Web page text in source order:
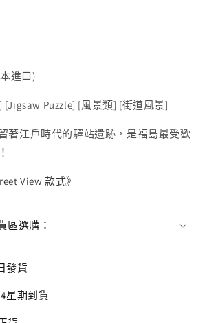
進口)
] [Jigsaw Puzzle] [風景類] [街道風景]
著江戶時代的驛站遺跡，是福島最受歡
View 款式》
區選購：
發貨
星期到貨